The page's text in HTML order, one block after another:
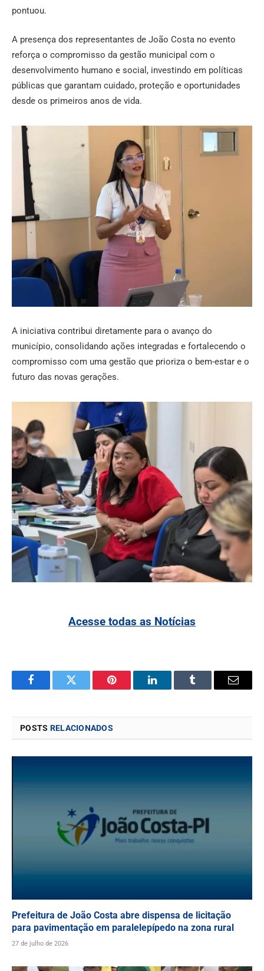
pontuou.
A presença dos representantes de João Costa no evento
reforça o compromisso da gestão municipal com o
desenvolvimento humano e social, investindo em políticas
públicas que garantam cuidado, proteção e oportunidades
desde os primeiros anos de vida.
A iniciativa contribui diretamente para o avanço do
município, consolidando ações integradas e fortalecendo o
compromisso com uma gestão que prioriza o bem-estar e o
futuro das novas gerações.
Acesse todas as Notícias
FacebookTwitter Pinterest LinkedInTumblr Email
POSTS RELACIONADOS
Prefeitura de João Costa abre dispensa de licitação
para pavimentação em paralelepípedo na zona rural
27 de julho de 2026